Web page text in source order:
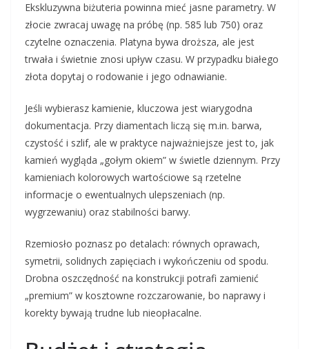
Ekskluzywna biżuteria powinna mieć jasne parametry. W
złocie zwracaj uwagę na próbę (np. 585 lub 750) oraz
czytelne oznaczenia. Platyna bywa droższa, ale jest
trwała i świetnie znosi upływ czasu. W przypadku białego
złota dopytaj o rodowanie i jego odnawianie.
Jeśli wybierasz kamienie, kluczowa jest wiarygodna
dokumentacja. Przy diamentach liczą się m.in. barwa,
czystość i szlif, ale w praktyce najważniejsze jest to, jak
kamień wygląda „gołym okiem” w świetle dziennym. Przy
kamieniach kolorowych wartościowe są rzetelne
informacje o ewentualnych ulepszeniach (np.
wygrzewaniu) oraz stabilności barwy.
Rzemiosło poznasz po detalach: równych oprawach,
symetrii, solidnych zapięciach i wykończeniu od spodu.
Drobna oszczędność na konstrukcji potrafi zamienić
„premium” w kosztowne rozczarowanie, bo naprawy i
korekty bywają trudne lub nieopłacalne.